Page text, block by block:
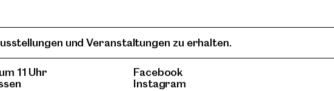
11 Uhr
Facebook
Instagram
und Veranstaltungen zu erhalten.